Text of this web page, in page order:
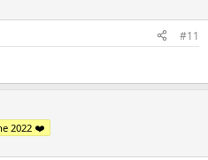
#11
2022 ❤️